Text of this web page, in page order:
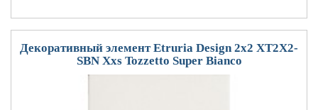
Декоративный элемент Etruria Design 2x2 XT2X2-
SBN Xxs Tozzetto Super Bianco